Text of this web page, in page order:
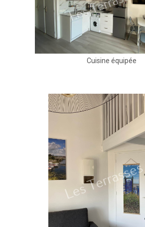
Cuisine équipée